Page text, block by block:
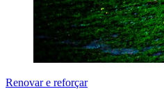
Renovar e reforçar